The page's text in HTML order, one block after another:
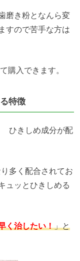
磨き粉となんら変
すので苦手な方は
購入できます。
特徴
ひきしめ成分が配
多く配合されてお
ュッとひきしめる
く治したい！」と